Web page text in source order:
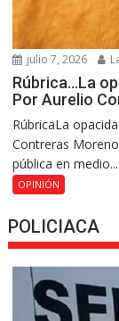
julio 7, 2026
Rúbrica…La
Por Aurelio
RúbricaLa
Contreras
pública en medio...
OPINIÓN
POLICIACA